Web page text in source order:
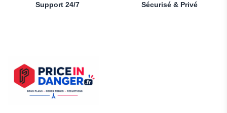
Support 24/7 Sécurisé & Privé